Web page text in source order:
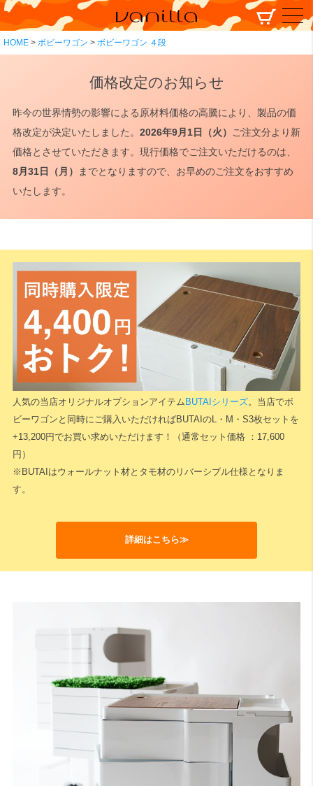
HOME ボビーワゴン ボビーワゴン ４段
検索
価格改定のお知らせ
昨今の世界情勢の影響による原材料価格の高騰により、製品の価
格改定が決定いたしました。 2026年9月1日（火）
ご注文分より新
価格とさせていただきます。現行価格でご注文いただけるのは、
8月31日（月）
までとなりますので、お早めのご注文をおすすめ
いたします。
人気の当店オリジナルオプションアイテム BUTAIシリーズ。当店でボ
ビーワゴンと同時にご購入いただければBUTAIのL・M・S3枚セットを
+13,200円でお買い求めいただけます！（通常セット価格 ：17,600
円）
※BUTAIはウォールナット材とタモ材のリバーシブル仕様となりま
す。
詳細はこちら≫